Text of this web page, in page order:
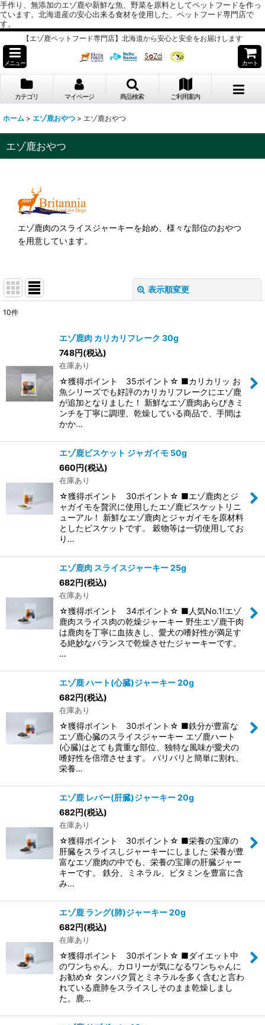
手作り、無添加のエゾ鹿や新鮮な魚、野菜を原料としてペットフードを作っ
ています。北海道産の安心出来る食材を使用した、ペットフード専門店で
す。
【エゾ鹿ペットフード専門店】北海道から安心と安全をお届けします
メニュー カート
カテゴリ マイページ 商品検索 ご利用案内
ホーム > エゾ鹿おやつ > エゾ鹿おやつ
エゾ鹿おやつ
エゾ鹿肉のスライスジャーキーを始め、様々な部位のおやつ
を用意しています。
表示順変更
絞り込む
10件
エゾ鹿肉 カリカリフレーク 30g
748円(税込)
在庫あり
☆獲得ポイント 35ポイント☆ ■カリカリッ お
魚シリーズでも好評のカリカリフレークにエゾ鹿
が追加となりました！ 新鮮なエゾ鹿肉あらびきミ
ンチを丁寧に調理、乾燥している商品で、手間は
かか…
エゾ鹿ビスケット ジャガイモ 50g
660円(税込)
在庫あり
☆獲得ポイント 30ポイント☆ ■エゾ鹿肉とジ
ャガイモを贅沢に使用したエゾ鹿ビスケットリニ
ューアル！ 新鮮なエゾ鹿肉とジャガイモを原材料
としたビスケットです。 穀物等は一切使用してお
り…
エゾ鹿肉 スライスジャーキー 25g
682円(税込)
在庫あり
☆獲得ポイント 34ポイント☆ ■人気No.1!エゾ
鹿肉スライス肉の乾燥ジャーキー 野生エゾ鹿干肉
は鹿肉を丁寧に血抜きし、愛犬の嗜好性が満足す
る絶妙なバランスで乾燥させたジャーキーです。
…
エゾ鹿 ハート(心臓)ジャーキー 20g
682円(税込)
在庫あり
☆獲得ポイント 30ポイント☆ ■鉄分が豊富な
エゾ鹿心臓のスライスジャーキー エゾ鹿ハート
(心臓)はとても貴重な部位、独特な風味が愛犬の
嗜好性を倍増させます。 パリパリと簡単に割れ、
栄養…
エゾ鹿 レバー(肝臓)ジャーキー 20g
682円(税込)
在庫あり
☆獲得ポイント 30ポイント☆ ■栄養の宝庫の
肝臓をスライスしジャーキーにしました 栄養が豊
富なエゾ鹿肉の中でも、栄養の宝庫の肝臓ジャー
キーです。 鉄分、ミネラル、ビタミンを豊富に含
み…
エゾ鹿 ラング(肺)ジャーキー 20g
682円(税込)
在庫あり
☆獲得ポイント 30ポイント☆ ■ダイエット中
のワンちゃん、カロリーが気になるワンちゃんに
お勧め☆ タンパク質とミネラルを多く含むと言わ
れている鹿肺をスライスしそのまま乾燥しまし
た。鹿…